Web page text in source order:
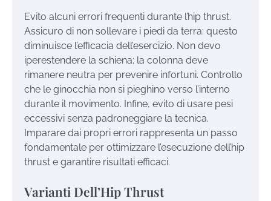
Evito alcuni errori frequenti durante l’hip thrust.
Assicuro di non sollevare i piedi da terra: questo
diminuisce l’efficacia dell’esercizio. Non devo
iperestendere la schiena; la colonna deve
rimanere neutra per prevenire infortuni. Controllo
che le ginocchia non si pieghino verso l’interno
durante il movimento. Infine, evito di usare pesi
eccessivi senza padroneggiare la tecnica.
Imparare dai propri errori rappresenta un passo
fondamentale per ottimizzare l’esecuzione dell’hip
thrust e garantire risultati efficaci.
Varianti Dell’Hip Thrust